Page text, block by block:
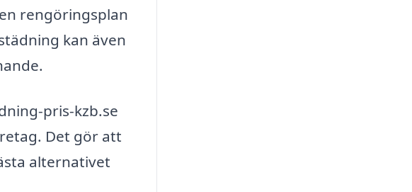
rengöringsplan
kan även
pris-kzb.se
Det gör att
alternativet